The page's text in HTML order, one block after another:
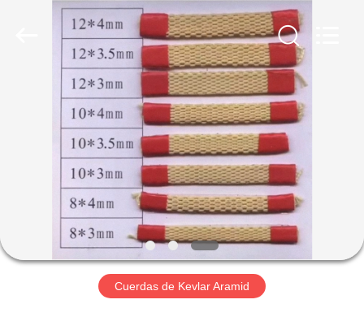
INICIO
PRODUCTOS
SOBRE
NOSOTROS
Cuerdas de Kevlar Aramid